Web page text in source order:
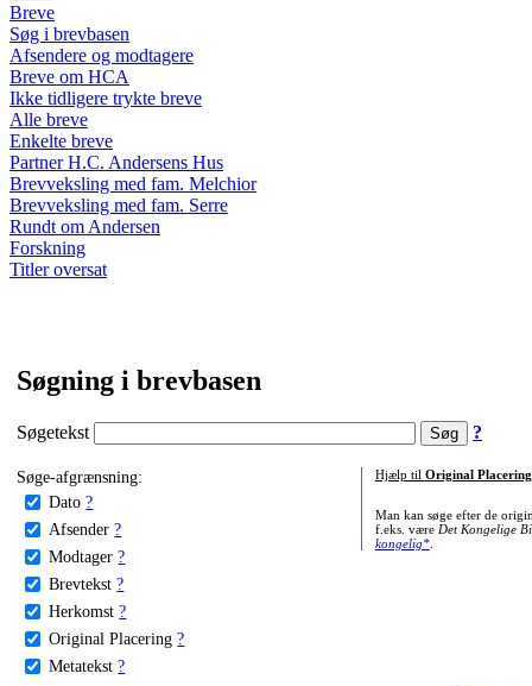
Breve
Søg i brevbasen
Afsendere og modtagere
Breve om HCA
Ikke tidligere trykte breve
Alle breve
Enkelte breve
Partner H.C. Andersens Hus
Brevveksling med fam. Melchior
Brevveksling med fam. Serre
Rundt om Andersen
Forskning
Titler oversat
Søgning i brevbasen
Søgetekst ?
Søge-afgrænsning:
Dato ?
Afsender ?
Modtager ?
Brevtekst ?
Herkomst ?
Original Placering ?
Metatekst ?
Hjælp til Original Placering
Man kan søge efter de
f.eks. være Det Kongelige
kongelig*.